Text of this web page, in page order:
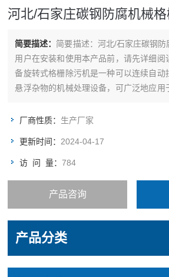
河北/石家庄碳钢防腐机械
简要描述： 简要描述：河北/石家庄碳钢
用户在安装和使用本产品前，请先详细阅
备旋转式格栅除污机是一种可以连续自动
悬浮杂物的机械处理设备，可广泛地应用
皮革等行业废水处理工艺中的前级筛分设
厂商性质： 生产厂家
更新时间： 2024-04-17
访 问 量：784
产品咨询
产品分类